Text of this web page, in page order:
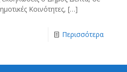
Κοινότητες, […]
Περισσότερα